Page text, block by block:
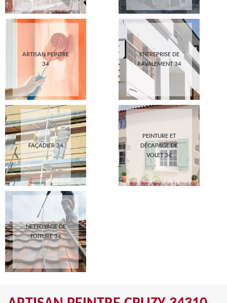
ARTISAN PEINTRE
34
ENTREPRISE DE
RAVALEMENT 34
FAÇADIER 34
PEINTURE ET
DÉCAPAGE DE
VOLET 34
NETTOYAGE DE
TOITURE 34